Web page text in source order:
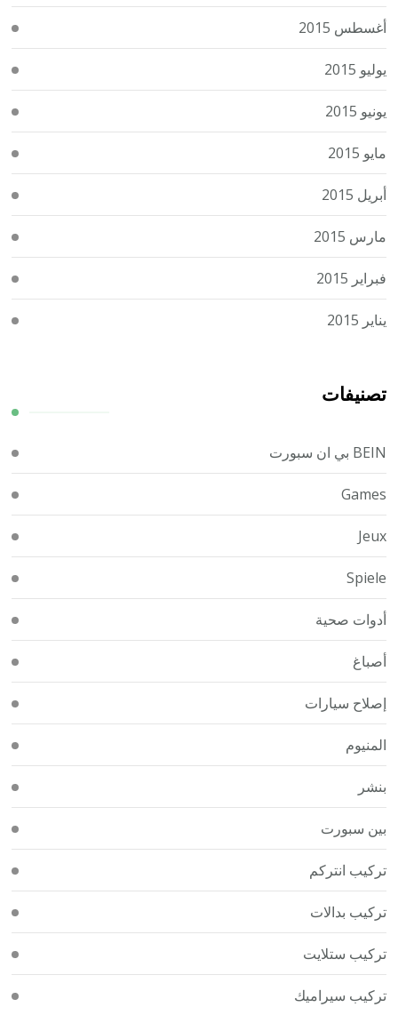
أغسطس 2015
يوليو 2015
يونيو 2015
مايو 2015
أبريل 2015
مارس 2015
فبراير 2015
يناير 2015
تصنيفات
BEIN بي ان سبورت
Games
Jeux
Spiele
أدوات صحية
أصباغ
إصلاح سيارات
المنيوم
بنشر
بين سبورت
تركيب انتركم
تركيب بدالات
تركيب ستلايت
تركيب سيراميك